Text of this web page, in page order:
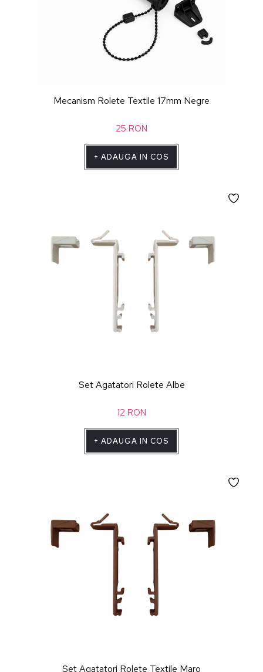
Mecanism Rolete Textile 17mm Negre
25 RON
+ ADAUGA IN COS
Set Agatatori Rolete Albe
12 RON
+ ADAUGA IN COS
Set Agatatori Rolete Textile Maro